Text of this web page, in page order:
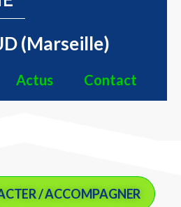
(Marseille)
Actus Contact
/ ACCOMPAGNER